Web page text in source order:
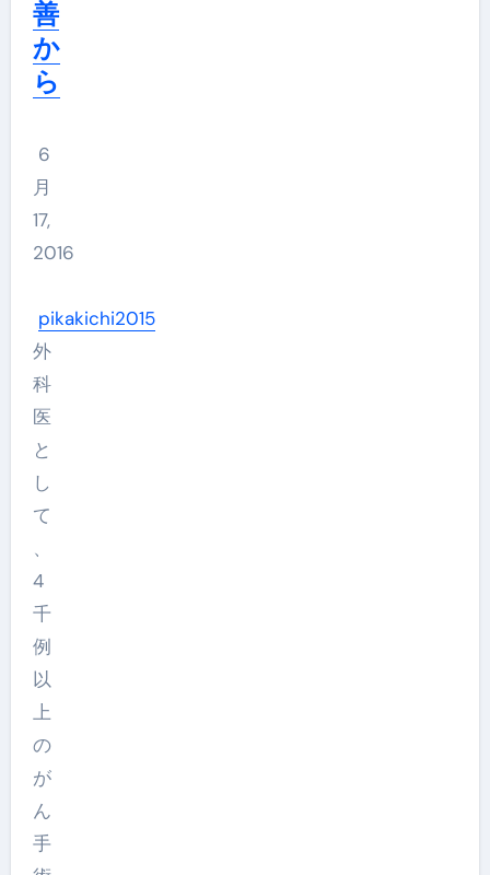
善
か
ら
6
月
17,
2016
pikakichi2015
外
科
医
と
し
て
、
4
千
例
以
上
の
が
ん
手